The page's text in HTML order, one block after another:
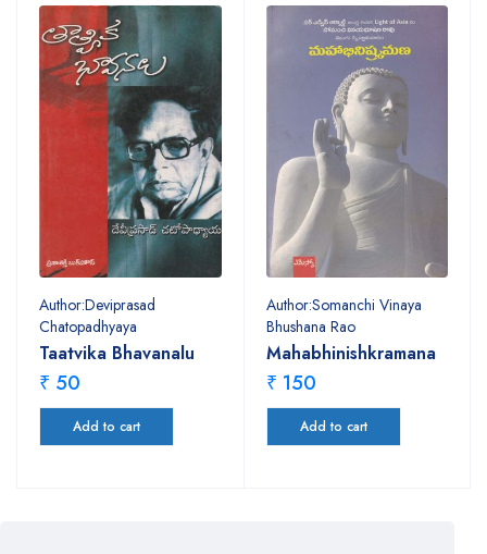
Author:Deviprasad
Chatopadhyaya
Taatvika Bhavanalu
₹ 50
Add to cart
Author:Somanchi Vinaya
Bhushana Rao
Mahabhinishkramana
₹ 150
Add to cart